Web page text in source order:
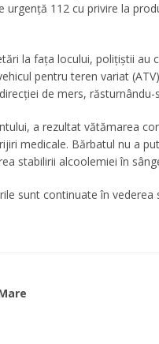
urgență 112 cu privire la
la fața locului, polițiștii au
pentru teren variat
de mers, răsturnându-
a rezultat vătămarea
medicale. Bărbatul nu a
stabilirii alcoolemiei în
sunt continuate în